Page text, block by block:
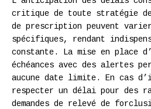
critique de toute stratégie
de prescription peuvent
spécifiques, rendant
constante. La mise en place
échéances avec des alertes
aucune date limite. En cas
respecter un délai pour des
demandes de relevé de